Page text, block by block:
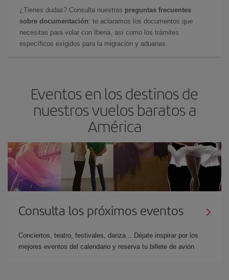
¿Tienes dudas? Consulta nuestras preguntas frecuentes
sobre documentación: te aclaramos los documentos que
necesitas para volar con Iberia, así como los trámites
específicos exigidos para la migración y aduanas.
Eventos en los destinos de
nuestros vuelos baratos a
América
Consulta los próximos eventos
Conciertos, teatro, festivales, danza... Déjate inspirar por los
mejores eventos del calendario y reserva tu billete de avión